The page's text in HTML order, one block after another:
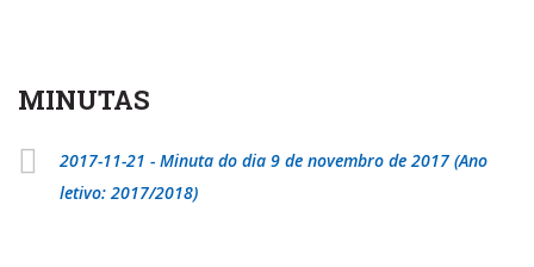
MINUTAS
2017-11-21 - Minuta do dia 9 de novembro de 2017 (Ano
letivo: 2017/2018)